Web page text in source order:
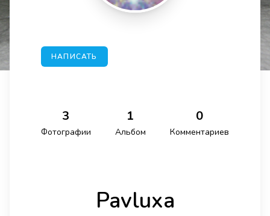
НАПИСАТЬ
3
Фотографии
1
Альбом
0
Комментариев
Pavluxa